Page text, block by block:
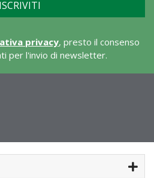
privacy, presto il consenso
per l'invio di newsletter.